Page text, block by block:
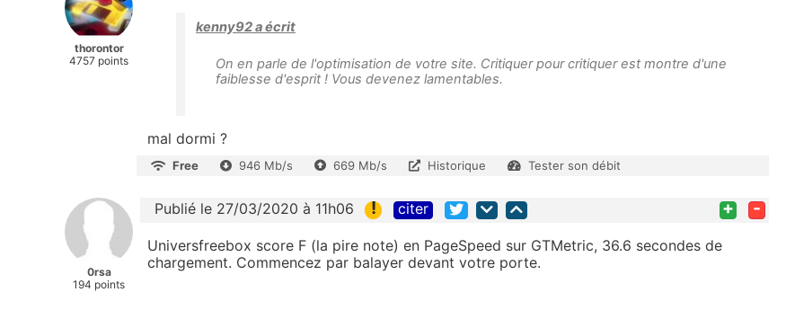
thorontor
4757 points
kenny92 a écrit
On en parle de l'optimisation de votre site. Critiquer pour critiquer est montre d'une
faiblesse d'esprit ! Vous devenez lamentables.
mal dormi ?
Free 946 Mb/s 669 Mb/s Historique Tester son débit
0rsa
194 points
Publié le 27/03/2020 à 11h06 ! citer + -
Universfreebox score F (la pire note) en PageSpeed sur GTMetric, 36.6 secondes de
chargement. Commencez par balayer devant votre porte.